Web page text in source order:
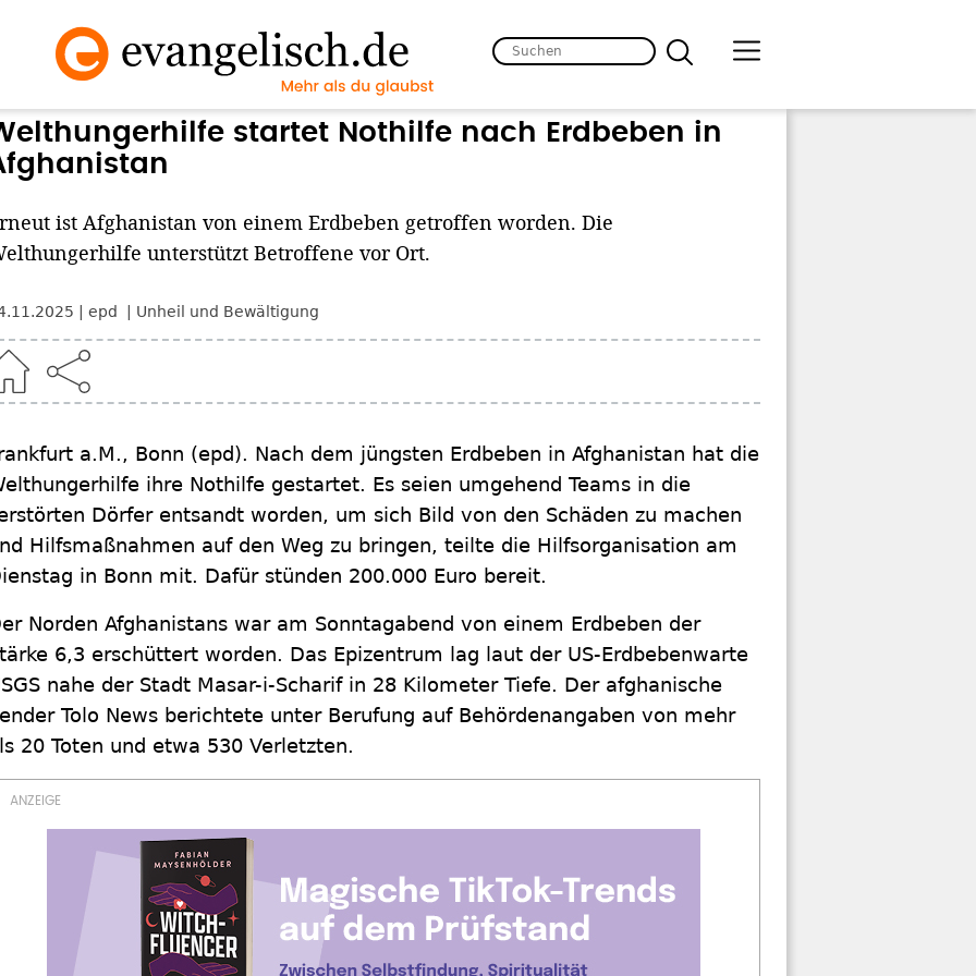
startet Nothilfe nach Erdbeben in
ist Afghanistan von einem Erdbeben getroffen worden. Die
unterstützt Betroffene vor Ort.
epd Unheil und Bewältigung
a.M., Bonn (epd). Nach dem jüngsten Erdbeben in Afghanistan hat die
ihre Nothilfe gestartet. Es seien umgehend Teams in die
Dörfer entsandt worden, um sich Bild von den Schäden zu machen
Hilfsmaßnahmen auf den Weg zu bringen, teilte die Hilfsorganisation am
in Bonn mit. Dafür stünden 200.000 Euro bereit.
Norden Afghanistans war am Sonntagabend von einem Erdbeben der
6,3 erschüttert worden. Das Epizentrum lag laut der US-Erdbebenwarte
nahe der Stadt Masar-i-Scharif in 28 Kilometer Tiefe. Der afghanische
Tolo News berichtete unter Berufung auf Behördenangaben von mehr
20 Toten und etwa 530 Verletzten.